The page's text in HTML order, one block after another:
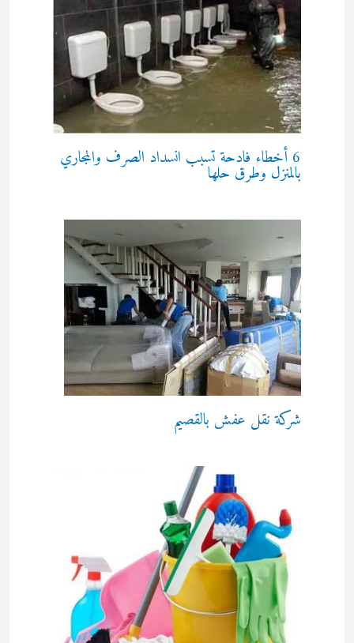
6 أخطاء فادحة تسبب انسداد الصرف والمجاري
بالمنزل وطرق حلها
شركة نقل عفش بالقصيم